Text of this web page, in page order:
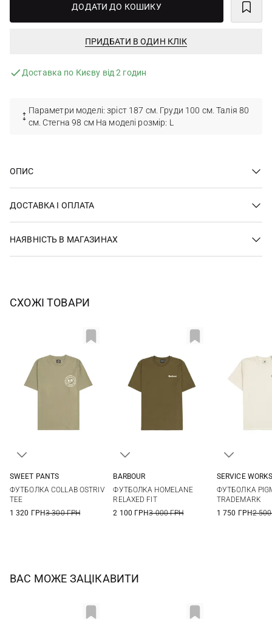
ДОДАТИ ДО КОШИКУ
ПРИДБАТИ В ОДИН КЛІК
Доставка по Києву від 2 годин
Параметри моделі: зріст 187 см. Груди 100 см. Талія 80
см. Стегна 98 см На моделі розмір: L
ОПИС
ДОСТАВКА І ОПЛАТА
НАЯВНІСТЬ В МАГАЗИНАХ
СХОЖІ ТОВАРИ
XL
SWEET PANTS
ФУТБОЛКА COLLAB OSTRIV
TEE
1 320 ГРН3 300 ГРН
XXL
BARBOUR
ФУТБОЛКА HOMELANE
RELAXED FIT
2 100 ГРН3 000 ГРН
SERVICE
ФУТБОЛКА
TRADEMARK
1 750 ГРН2
ВАС МОЖЕ ЗАЦІКАВИТИ